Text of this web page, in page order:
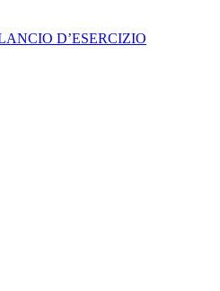
D’ESERCIZIO